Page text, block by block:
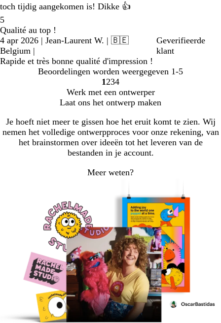
toch tijdig aangekomen is! Dikke 👍
5
Qualité au top !
4 apr 2026 | Jean-Laurent W. | 🇧🇪
Belgium |
Geverifieerde
klant
Rapide et très bonne qualité d'impression !
Beoordelingen worden weergegeven 1-5
Naar
pagina
1 Naar
pagina
2 Naar
pagina
3Naar
pagina
4
Werk met een ontwerper
Laat ons het ontwerp maken
Je hoeft niet meer te gissen hoe het eruit komt te zien. Wij
nemen het volledige ontwerpproces voor onze rekening, van
het brainstormen over ideeën tot het leveren van de
bestanden in je account.
Meer weten?